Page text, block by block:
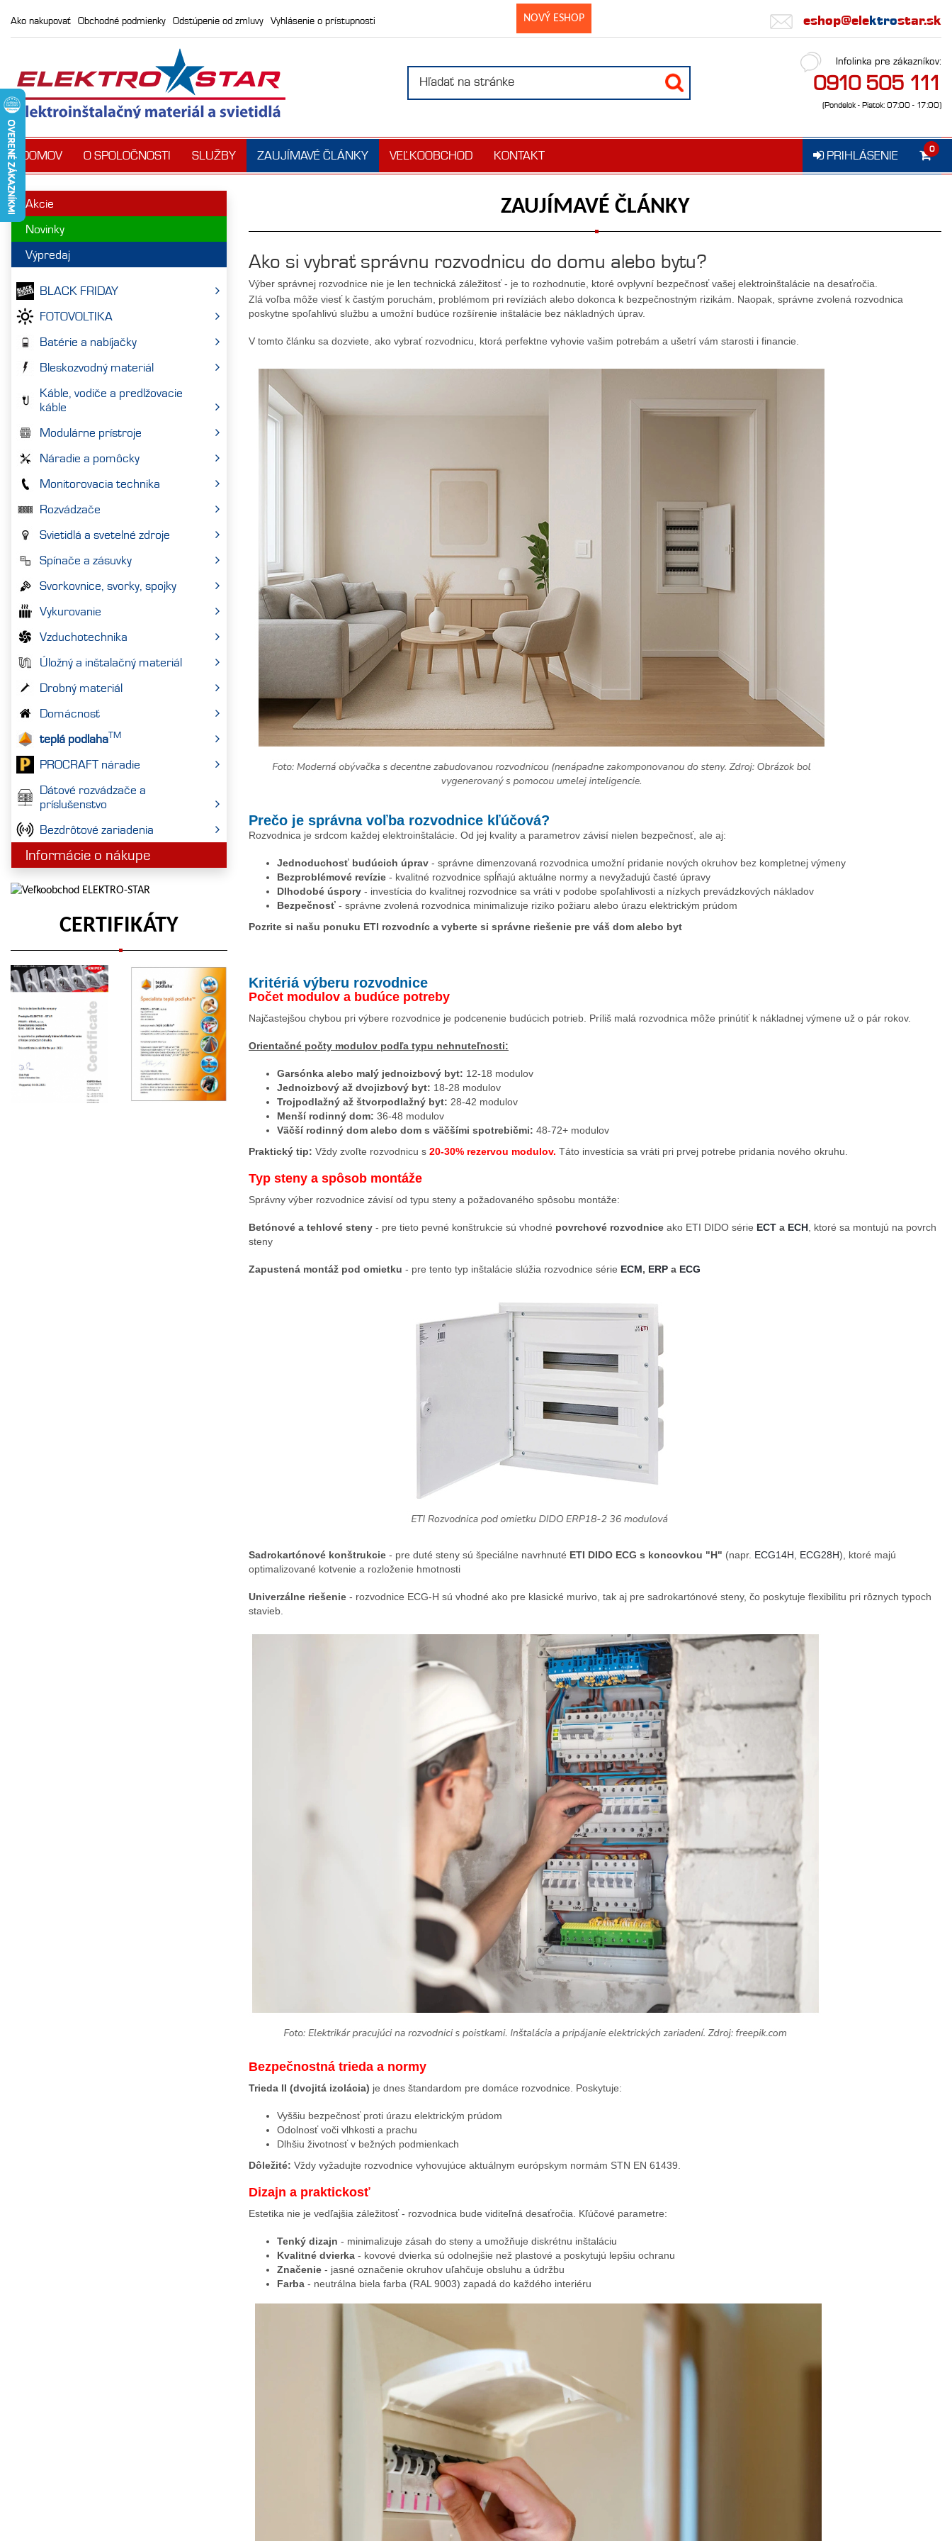
Ako nakupovať Obchodné podmienky Odstúpenie od zmluvy Vyhlásenie o prístupnosti NOVÝ ESHOP eshop@elektrostar.sk
Infolinka pre zákazníkov:
0910 505 111
(Pondelok - Piatok: 07:00 - 17:00)
DOMOV O SPOLOČNOSTI SLUŽBY ZAUJÍMAVÉ ČLÁNKY VEĽKOOBCHOD KONTAKT PRIHLÁSENIE 0
Akcie
Novinky
Výpredaj
BLACK FRIDAY
FOTOVOLTIKA
Batérie a nabíjačky
Bleskozvodný materiál
Káble, vodiče a predlžovacie
káble
Modulárne prístroje
Náradie a pomôcky
Monitorovacia technika
Rozvádzače
Svietidlá a svetelné zdroje
Spínače a zásuvky
Svorkovnice, svorky, spojky
Vykurovanie
Vzduchotechnika
Úložný a inštalačný materiál
Drobný materiál
Domácnosť
teplá podlahaTM
PROCRAFT náradie
Dátové rozvádzače a
príslušenstvo
Bezdrôtové zariadenia
Informácie o nákupe
CERTIFIKÁTY
ZAUJÍMAVÉ ČLÁNKY
Ako si vybrať správnu rozvodnicu do domu alebo bytu?
Výber správnej rozvodnice nie je len technická záležitosť - je to rozhodnutie, ktoré ovplyvní bezpečnosť vašej elektroinštalácie na desaťročia.
Zlá voľba môže viesť k častým poruchám, problémom pri revíziách alebo dokonca k bezpečnostným rizikám. Naopak, správne zvolená rozvodnica
poskytne spoľahlivú službu a umožní budúce rozšírenie inštalácie bez nákladných úprav.
V tomto článku sa dozviete, ako vybrať rozvodnicu, ktorá perfektne vyhovie vašim potrebám a ušetrí vám starosti i financie.
Prečo je správna voľba rozvodnice kľúčová?
Rozvodnica je srdcom každej elektroinštalácie. Od jej kvality a parametrov závisí nielen bezpečnosť, ale aj:
Jednoduchosť budúcich úprav - správne dimenzovaná rozvodnica umožní pridanie nových okruhov bez kompletnej výmeny
Bezproblémové revízie - kvalitné rozvodnice spĺňajú aktuálne normy a nevyžadujú časté úpravy
Dlhodobé úspory - investícia do kvalitnej rozvodnice sa vráti v podobe spoľahlivosti a nízkych prevádzkových nákladov
Bezpečnosť - správne zvolená rozvodnica minimalizuje riziko požiaru alebo úrazu elektrickým prúdom
Pozrite si našu ponuku ETI rozvodníc a vyberte si správne riešenie pre váš dom alebo byt
Kritériá výberu rozvodnice
Počet modulov a budúce potreby
Najčastejšou chybou pri výbere rozvodnice je podcenenie budúcich potrieb. Príliš malá rozvodnica môže prinútiť k nákladnej výmene už o pár rokov.
Orientačné počty modulov podľa typu nehnuteľnosti:
Garsónka alebo malý jednoizbový byt: 12-18 modulov
Jednoizbový až dvojizbový byt: 18-28 modulov
Trojpodlažný až štvorpodlažný byt: 28-42 modulov
Menší rodinný dom: 36-48 modulov
Väčší rodinný dom alebo dom s väčšími spotrebičmi: 48-72+ modulov
Praktický tip: Vždy zvoľte rozvodnicu s 20-30% rezervou modulov. Táto investícia sa vráti pri prvej potrebe pridania nového okruhu.
Typ steny a spôsob montáže
Správny výber rozvodnice závisí od typu steny a požadovaného spôsobu montáže:
Betónové a tehlové steny - pre tieto pevné konštrukcie sú vhodné povrchové rozvodnice ako ETI DIDO série ECT a ECH , ktoré sa montujú na povrch
steny
Zapustená montáž pod omietku - pre tento typ inštalácie slúžia rozvodnice série ECM, ERP a ECG
Sadrokartónové konštrukcie - pre duté steny sú špeciálne navrhnuté ETI DIDO ECG s koncovkou "H" (napr. ECG14H ECG28H), ktoré majú
optimalizované kotvenie a rozloženie hmotnosti
Univerzálne riešenie - rozvodnice ECG-H sú vhodné ako pre klasické murivo, tak aj pre sadrokartónové steny, čo poskytuje flexibilitu pri rôznych typoch
stavieb.
Bezpečnostná trieda a normy
Trieda II (dvojitá izolácia) je dnes štandardom pre domáce rozvodnice. Poskytuje:
Vyššiu bezpečnosť proti úrazu elektrickým prúdom
Odolnosť voči vlhkosti a prachu
Dlhšiu životnosť v bežných podmienkach
Dôležité: Vždy vyžadujte rozvodnice vyhovujúce aktuálnym európskym normám STN EN 61439.
Dizajn a praktickosť
Estetika nie je vedľajšia záležitosť - rozvodnica bude viditeľná desaťročia. Kľúčové parametre:
Tenký dizajn - minimalizuje zásah do steny a umožňuje diskrétnu inštaláciu
Kvalitné dvierka - kovové dvierka sú odolnejšie než plastové a poskytujú lepšiu ochranu
Značenie - jasné označenie okruhov uľahčuje obsluhu a údržbu
Farba - neutrálna biela farba (RAL 9003) zapadá do každého interiéru